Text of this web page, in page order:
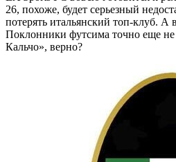
26, похоже, будет серьезный
потерять итальянский топ-клуб. А
Поклонники футсима точно еще
Кальчо», верно?